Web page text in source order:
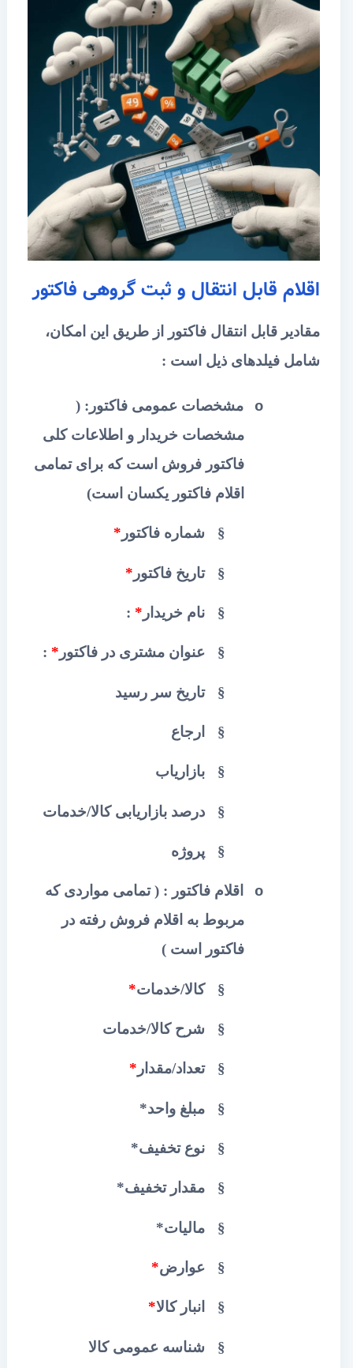
اقلام قابل انتقال و ثبت گروهی فاکتور
مقادیر قابل انتقال فاکتور از طریق این امکان،
شامل فیلدهای ذیل است :
o
مشخصات عمومی فاکتور: (
مشخصات خریدار و اطلاعات کلی
فاکتور فروش است که برای تمامی
اقلام فاکتور یکسان است)
§ شماره فاکتور *
§ تاریخ فاکتور *
§ نام خریدار *
:
§ عنوان مشتری در فاکتور *
:
§ تاریخ سر رسید
§ ارجاع
§ بازاریاب
§ درصد بازاریابی کالا/خدمات
§ پروژه
o
اقلام فاکتور : ( تمامی مواردی که
مربوط به اقلام فروش رفته در
فاکتور است )
§ کالا/خدمات*
§ شرح کالا/خدمات
§ تعداد/مقدار *
§ مبلغ واحد*
§ نوع تخفیف*
§ مقدار تخفیف*
§ مالیات*
§ عوارض*
§ انبار کالا*
§ شناسه عمومی کالا